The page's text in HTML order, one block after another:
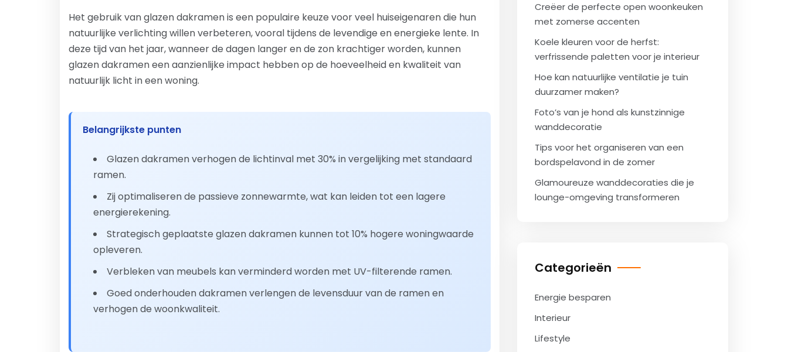
Het gebruik van glazen dakramen is een populaire keuze voor veel huiseigenaren die hun
natuurlijke verlichting willen verbeteren, vooral tijdens de levendige en energieke lente. In
deze tijd van het jaar, wanneer de dagen langer en de zon krachtiger worden, kunnen
glazen dakramen een aanzienlijke impact hebben op de hoeveelheid en kwaliteit van
natuurlijk licht in een woning.
Belangrijkste punten
Glazen dakramen verhogen de lichtinval met 30% in vergelijking met standaard
ramen.
Zij optimaliseren de passieve zonnewarmte, wat kan leiden tot een lagere
energierekening.
Strategisch geplaatste glazen dakramen kunnen tot 10% hogere woningwaarde
opleveren.
Verbleken van meubels kan verminderd worden met UV-filterende ramen.
Goed onderhouden dakramen verlengen de levensduur van de ramen en
verhogen de woonkwaliteit.
Creëer de perfecte open woonkeuken
met zomerse accenten
Koele kleuren voor de herfst:
verfrissende paletten voor je interieur
Hoe kan natuurlijke ventilatie je tuin
duurzamer maken?
Foto’s van je hond als kunstzinnige
wanddecoratie
Tips voor het organiseren van een
bordspelavond in de zomer
Glamoureuze wanddecoraties die je
lounge-omgeving transformeren
Categorieën
Energie besparen
Interieur
Lifestyle